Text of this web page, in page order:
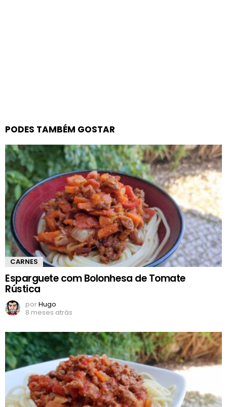
PODES TAMBÉM GOSTAR
CARNES
Esparguete com Bolonhesa de Tomate
Rústica
porHugo
8 meses atrás